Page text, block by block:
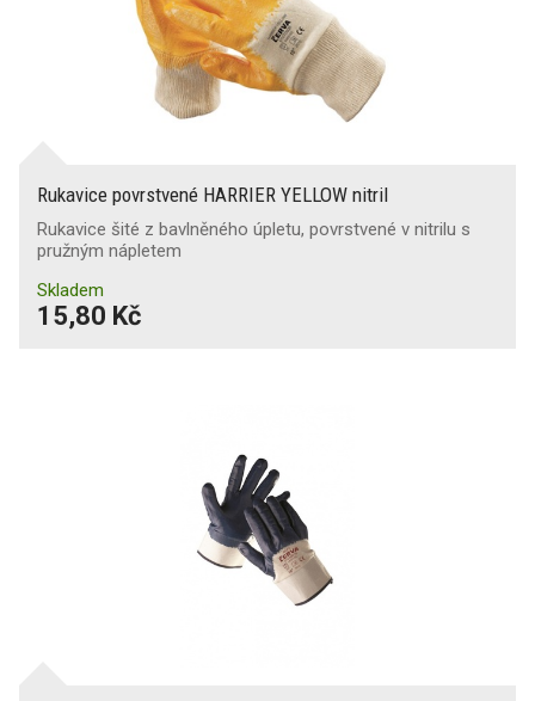
Rukavice povrstvené HARRIER YELLOW nitril
Rukavice šité z bavlněného úpletu, povrstvené v nitrilu s
pružným nápletem
Skladem
15,80 Kč